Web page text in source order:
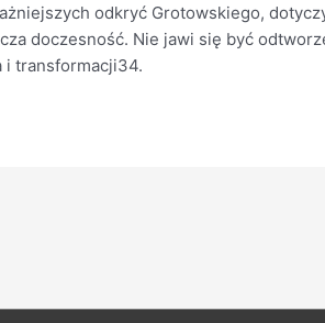
odkryć Grotowskiego,
doczesność. Nie jawi się być
i transformacji34.